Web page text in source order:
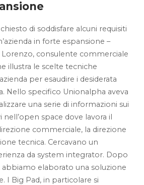
di soddisfare alcuni requisiti
in forte espansione –
Lorenzo, consulente commerciale
illustra le scelte tecniche
per esaudire i desiderata
Nello specifico Unionalpha aveva
una serie di informazioni sui
space dove lavora il
commerciale, la direzione
tecnica. Cercavano un
da system integrator. Dopo
abbiamo elaborato una soluzione
I Big Pad, in particolare si